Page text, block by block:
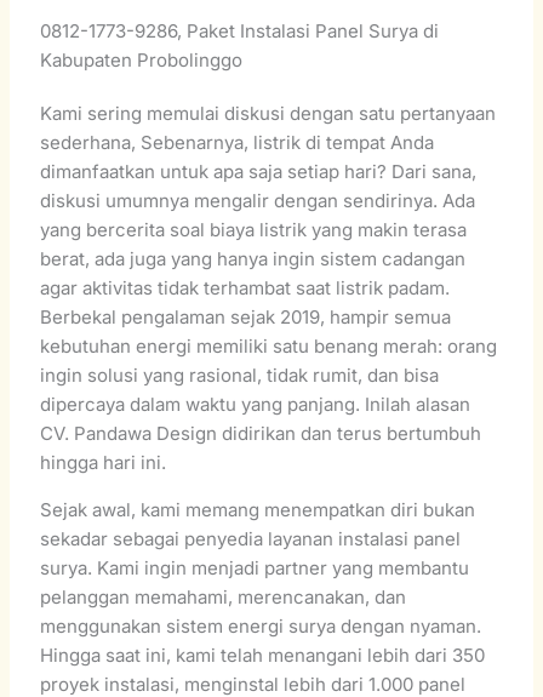
0812-1773-9286, Paket Instalasi Panel Surya di
Kabupaten Probolinggo
Kami sering memulai diskusi dengan satu pertanyaan
sederhana, Sebenarnya, listrik di tempat Anda
dimanfaatkan untuk apa saja setiap hari? Dari sana,
diskusi umumnya mengalir dengan sendirinya. Ada
yang bercerita soal biaya listrik yang makin terasa
berat, ada juga yang hanya ingin sistem cadangan
agar aktivitas tidak terhambat saat listrik padam.
Berbekal pengalaman sejak 2019, hampir semua
kebutuhan energi memiliki satu benang merah: orang
ingin solusi yang rasional, tidak rumit, dan bisa
dipercaya dalam waktu yang panjang. Inilah alasan
CV. Pandawa Design didirikan dan terus bertumbuh
hingga hari ini.
Sejak awal, kami memang menempatkan diri bukan
sekadar sebagai penyedia layanan instalasi panel
surya. Kami ingin menjadi partner yang membantu
pelanggan memahami, merencanakan, dan
menggunakan sistem energi surya dengan nyaman.
Hingga saat ini, kami telah menangani lebih dari 350
proyek instalasi, menginstal lebih dari 1.000 panel